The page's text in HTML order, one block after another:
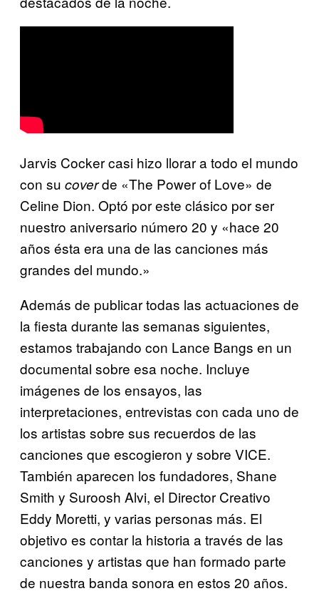
Jarvis Cocker casi hizo llorar a todo el mundo
con su coverde «The Power of Love» de
Celine Dion. Optó por este clásico por ser
nuestro aniversario número 20 y «hace 20
años ésta era una de las canciones más
grandes del mundo.»
Además de publicar todas las actuaciones de
la fiesta durante las semanas siguientes,
estamos trabajando con Lance Bangs en un
documental sobre esa noche. Incluye
imágenes de los ensayos, las
interpretaciones, entrevistas con cada uno de
los artistas sobre sus recuerdos de las
canciones que escogieron y sobre VICE.
También aparecen los fundadores, Shane
Smith y Suroosh Alvi, el Director Creativo
Eddy Moretti, y varias personas más. El
objetivo es contar la historia a través de las
canciones y artistas que han formado parte
de nuestra banda sonora en estos 20 años.